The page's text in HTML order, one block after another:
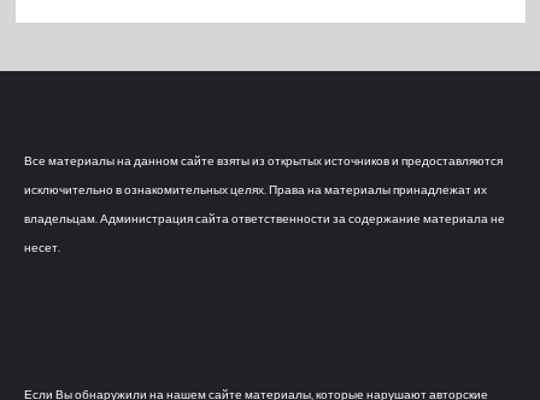
Все материалы на данном сайте взяты из открытых источников и предоставляются
исключительно в ознакомительных целях. Права на материалы принадлежат их
владельцам. Администрация сайта ответственности за содержание материала не
несет.
Если Вы обнаружили на нашем сайте материалы, которые нарушают авторские